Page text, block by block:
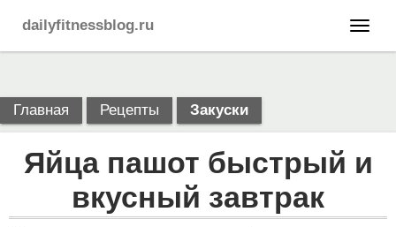
dailyfitnessblog.ru
Главная Рецепты Закуски
Яйца пашот быстрый и
вкусный завтрак